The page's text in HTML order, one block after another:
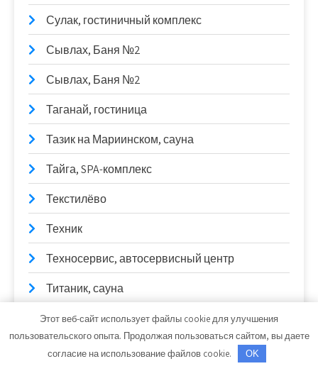
Сулак, гостиничный комплекс
Сывлах, Баня №2
Сывлах, Баня №2
Таганай, гостиница
Тазик на Мариинском, сауна
Тайга, SPA-комплекс
Текстилёво
Техник
Техносервис, автосервисный центр
Титаник, сауна
Тихая бухта, сауна
Этот веб-сайт использует файлы cookie для улучшения
пользовательского опыта. Продолжая пользоваться сайтом, вы даете
согласие на использование файлов cookie.
OK